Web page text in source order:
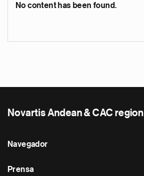
No content has been found.
Novartis Andean & CAC region
Navegador
Prensa